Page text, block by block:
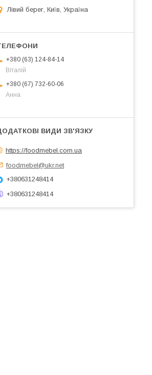
Лівий берег, Київ, Україна
+380 (63) 124-84-14
Віталій
+380 (67) 732-60-06
Анна
https://foodmebel.com.ua
foodmebel@ukr.net
+380631248414
+380631248414